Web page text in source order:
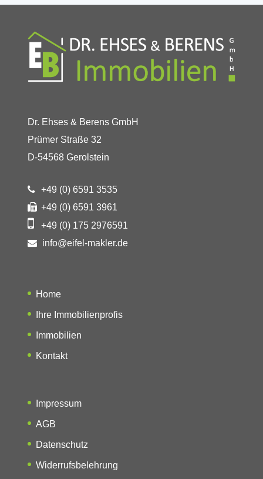
Dr. Ehses & Berens GmbH
Prümer Straße 32
D-54568 Gerolstein
+49 (0) 6591 3535
+49 (0) 6591 3961
+49 (0) 175 2976591
info@eifel-makler.de
Home
Ihre Immobilienprofis
Immobilien
Kontakt
Impressum
AGB
Datenschutz
Widerrufsbelehrung